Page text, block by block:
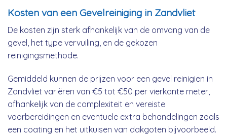
Kosten van een Gevelreiniging in Zandvliet
De kosten zijn sterk afhankelijk van de omvang van de
gevel, het type vervuiling, en de gekozen
reinigingsmethode.
Gemiddeld kunnen de prijzen voor een gevel reinigien in
Zandvliet variëren van €5 tot €50 per vierkante meter,
afhankelijk van de complexiteit en vereiste
voorbereidingen en eventuele extra behandelingen zoals
een coating en het uitkuisen van dakgoten bijvoorbeeld.